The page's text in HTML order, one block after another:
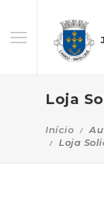
Loja
Início
Loja